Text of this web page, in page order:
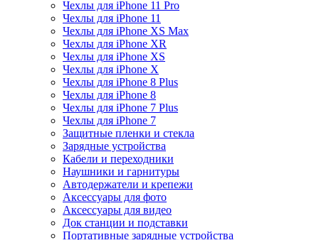
Чехлы для iPhone 11 Pro
Чехлы для iPhone 11
Чехлы для iPhone XS Max
Чехлы для iPhone XR
Чехлы для iPhone XS
Чехлы для iPhone X
Чехлы для iPhone 8 Plus
Чехлы для iPhone 8
Чехлы для iPhone 7 Plus
Чехлы для iPhone 7
Защитные пленки и стекла
Зарядные устройства
Кабели и переходники
Наушники и гарнитуры
Автодержатели и крепежи
Аксессуары для фото
Аксессуары для видео
Док станции и подставки
Портативные зарядные устройства